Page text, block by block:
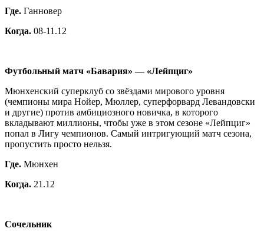
Где. Ганновер
Когда. 08-11.12
Футбольный матч «Бавария» — «Лейпциг»
Мюнхенский суперклуб со звёздами мирового уровня
(чемпионы мира Нойер, Мюллер, суперфорвард Левандовски
и другие) против амбициозного новичка, в которого
вкладывают миллионы, чтобы уже в этом сезоне «Лейпциг»
попал в Лигу чемпионов. Самый интригующий матч сезона,
пропустить просто нельзя.
Где. Мюнхен
Когда. 21.12
Сочельник